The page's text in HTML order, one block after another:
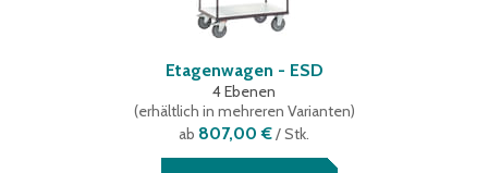
Etagenwagen - ESD
4 Ebenen
(erhältlich in mehreren Varianten)
ab 807,00 €/ Stk.